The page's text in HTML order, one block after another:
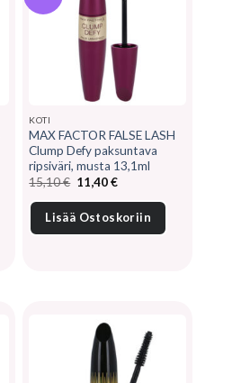
KOTI
MAX FACTOR FALSE LASH
Clump Defy paksuntava
ripsiväri, musta 13,1ml
15,10€ Alkuperäinen
hinta
oli:
15,10 €.
11,40€Nykyinen
on:
11,40 €.
Lisää Ostoskoriin